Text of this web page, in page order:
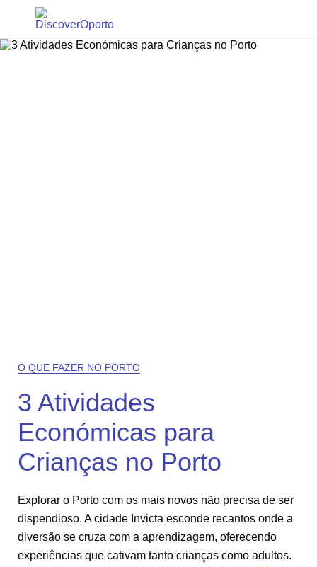
O QUE FAZER NO PORTO
3 Atividades
Económicas para
Crianças no Porto
Explorar o Porto com os mais novos não precisa de ser
dispendioso. A cidade Invicta esconde recantos onde a
diversão se cruza com a aprendizagem, oferecendo
experiências que cativam tanto crianças como adultos.